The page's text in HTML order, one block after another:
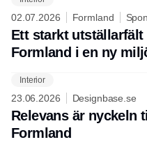
02.07.2026 Formland
Ett starkt utställarfält
Formland i en ny
Interior
23.06.2026 Designbase.se
Relevans är nyckeln
Formland